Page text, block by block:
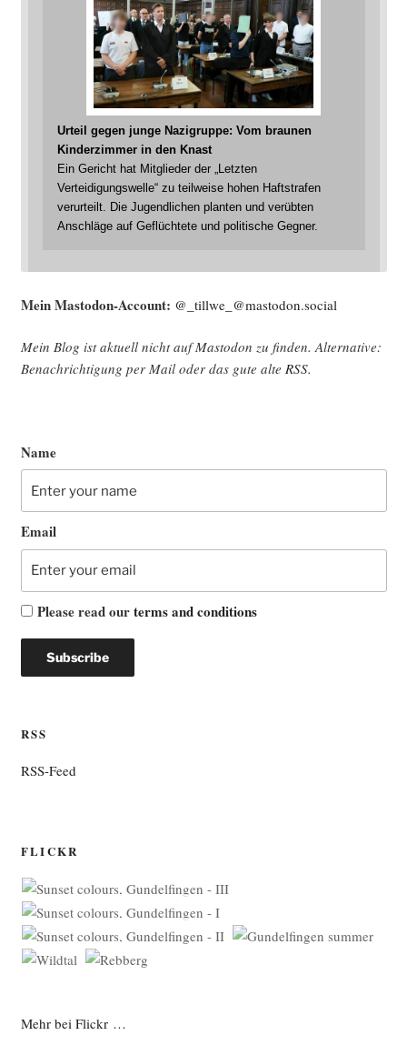
Urteil gegen junge Nazigruppe: Vom braunen
Kinderzimmer in den Knast
Ein Gericht hat Mitglieder der „Letzten
Verteidigungswelle“ zu teilweise hohen Haftstrafen
verurteilt. Die Jugendlichen planten und verübten
Anschläge auf Geflüchtete und politische Gegner.
Mein Mast­o­don-Account: @_tillwe_@mastodon.social
Mein Blog ist aktu­ell nicht auf Mast­o­don zu fin­den. Alter­na­ti­ve:
Benach­rich­ti­gung per Mail oder das gute alte RSS.
Name
Email
Please read ourterms and conditions
RSS
RSS-Feed
FLICKR
Mehr bei Flickr …